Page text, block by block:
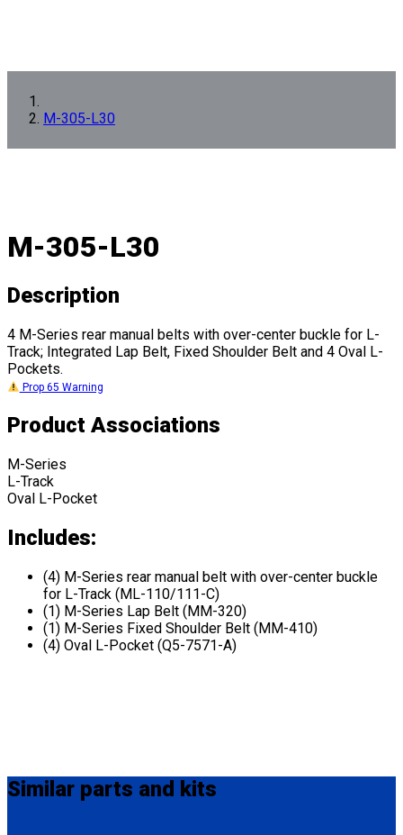
M-305-L30
M-305-L30
Description
4 M-Series rear manual belts with over-center buckle for L-
Track; Integrated Lap Belt, Fixed Shoulder Belt and 4 Oval L-
Pockets.
Prop 65 Warning
Product Associations
M-Series
L-Track
Oval L-Pocket
Includes:
(4) M-Series rear manual belt with over-center buckle
for L-Track (ML-110/111-C)
(1) M-Series Lap Belt (MM-320)
(1) M-Series Fixed Shoulder Belt (MM-410)
(4) Oval L-Pocket (Q5-7571-A)
Similar parts and kits